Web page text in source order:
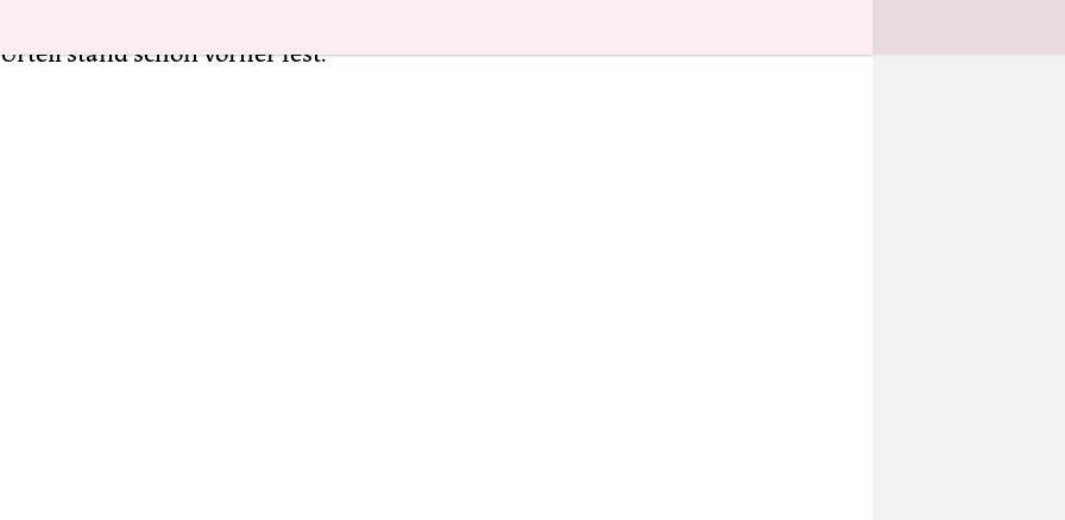
stand schon vorher fest.